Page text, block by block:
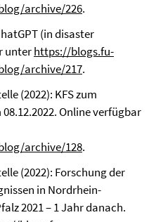
archive/226.
(in disaster
unterhttps://blogs.fu-
archive/217.
(2022): KFS zum
Online verfügbar
archive/128.
(2022): Forschung der
in Nordrhein-
2021 – 1 Jahr danach.